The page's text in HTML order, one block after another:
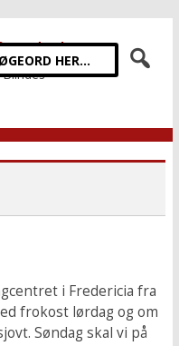
i Fredericia fra
frokost lørdag og om
Søndag skal vi på